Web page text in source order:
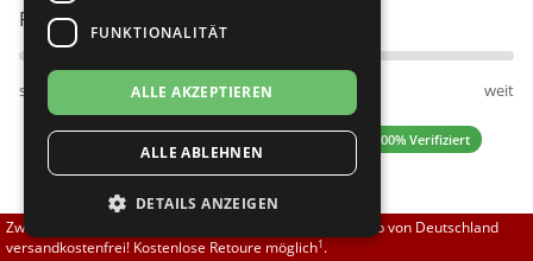
Rumpf
SoDanca
TopTanz
Passt am besten bei Fußweite:
schmal normal weit
4.83 (12 Bewertungen) ✓ 100% Verifiziert
137,00 EUR
Zwischen 70,00 EUR und 800,00 EUR liefern wir innerhalb von Deutschland
versandkostenfrei! Kostenlose Retoure möglich1.
FUNKTIONALITÄT
ALLE AKZEPTIEREN
ALLE ABLEHNEN
DETAILS ANZEIGEN